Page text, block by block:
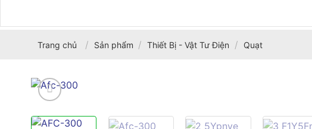
Trang chủ / Sản phẩm / Thiết Bị - Vật Tư Điện / Quạt